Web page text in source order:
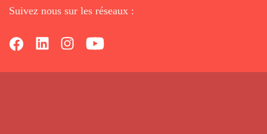
Suivez nous sur les réseaux :